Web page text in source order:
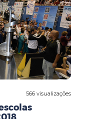
566 visualizações